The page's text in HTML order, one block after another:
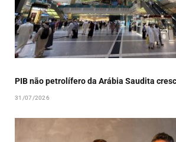
PIB não petrolífero da Arábia Saudita
31/07/2026